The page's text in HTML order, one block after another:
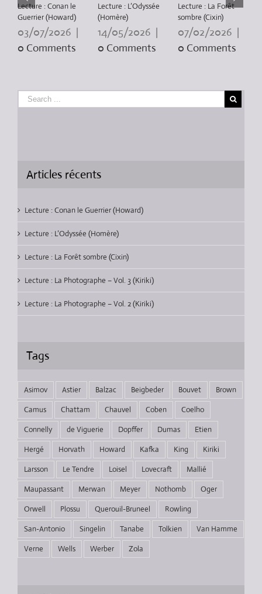
Lecture : Conan le
Guerrier (Howard)
03/07/2026 |
0 Comments
Lecture : L’Odyssée
(Homère)
14/05/2026 |
0 Comments
Lecture : La Forêt
sombre (Cixin)
07/02/2026 |
0 Comments
Articles récents
Lecture : Conan le Guerrier (Howard)
Lecture : L’Odyssée (Homère)
Lecture : La Forêt sombre (Cixin)
Lecture : La Photographe – Vol. 3 (Kiriki)
Lecture : La Photographe – Vol. 2 (Kiriki)
Tags
Asimov Astier Balzac Beigbeder Bouvet
Brown
Camus
Chattam Chauvel Coben
Coelho
Connelly
de Viguerie Dopffer Dumas
Etien
Hergé
Horvath Howard Kafka King
Kiriki
Larsson
Le Tendre Loisel Lovecraft
Mallié
Maupassant
Merwan Meyer Nothomb
Oger
Orwell
Plossu Querouil-Bruneel
Rowling
San-Antonio
Singelin Tanabe Tolkien
Van Hamme
Verne
Wells Werber Zola